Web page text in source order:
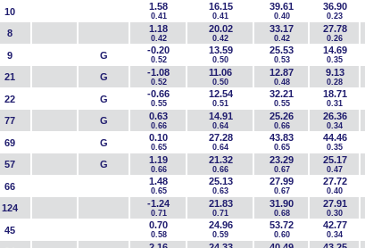
10 1.58
0.41
16.15
0.41
39.61
0.40
36.90
0.23
8 1.18
0.42
20.02
0.42
33.17
0.42
27.78
0.26
9 G -0.20
0.52
13.59
0.50
25.53
0.53
14.69
0.35
21 G -1.08
0.52
11.06
0.50
12.87
0.48
9.13
0.28
22 G -0.66
0.55
12.54
0.51
32.21
0.55
18.71
0.31
77 G 0.63
0.66
14.91
0.64
25.26
0.66
26.36
0.34
69 G 0.10
0.65
27.28
0.64
43.83
0.65
44.46
0.35
57 G 1.19
0.66
21.32
0.66
23.29
0.67
25.17
0.47
66 1.48
0.65
25.13
0.63
27.99
0.67
27.72
0.40
124 -1.24
0.71
21.83
0.71
31.90
0.68
27.91
0.30
45 0.70
0.58
24.96
0.59
53.72
0.60
42.77
0.34